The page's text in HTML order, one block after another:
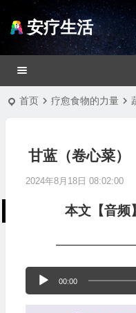
安疗生活
首页 疗愈食物的力量
甘蓝（卷心菜）
2024年8月18日 08:02:00
本文【音频
频
00:00